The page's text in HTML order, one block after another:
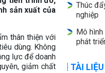
sản xuất của
thân thiện với
dùng. Không
lực để doanh
giảm chất
Thúc
nghiệp
Mô
phát
TÀI LIỆU